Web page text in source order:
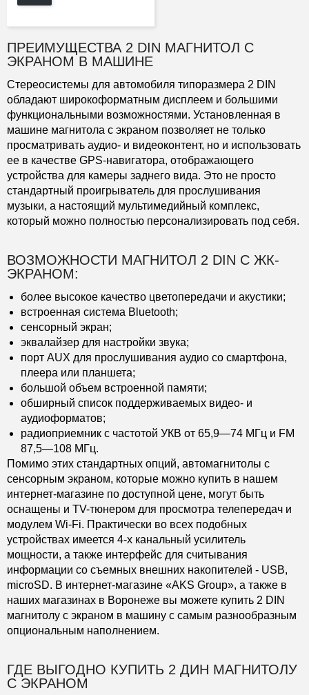
ПРЕИМУЩЕСТВА 2 DIN МАГНИТОЛ С
ЭКРАНОМ В МАШИНЕ
Стереосистемы для автомобиля типоразмера 2 DIN
обладают широкоформатным дисплеем и большими
функциональными возможностями. Установленная в
машине магнитола с экраном позволяет не только
просматривать аудио- и видеоконтент, но и использовать
ее в качестве GPS-навигатора, отображающего
устройства для камеры заднего вида. Это не просто
стандартный проигрыватель для прослушивания
музыки, а настоящий мультимедийный комплекс,
который можно полностью персонализировать под себя.
ВОЗМОЖНОСТИ МАГНИТОЛ 2 DIN С ЖК-
ЭКРАНОМ:
более высокое качество цветопередачи и акустики;
встроенная система Bluetooth;
сенсорный экран;
эквалайзер для настройки звука;
порт AUX для прослушивания аудио со смартфона,
плеера или планшета;
большой объем встроенной памяти;
обширный список поддерживаемых видео- и
аудиоформатов;
радиоприемник с частотой УКВ от 65,9—74 МГц и FM
87,5—108 МГц.
Помимо этих стандартных опций, автомагнитолы с
сенсорным экраном, которые можно купить в нашем
интернет-магазине по доступной цене, могут быть
оснащены и TV-тюнером для просмотра телепередач и
модулем Wi-Fi. Практически во всех подобных
устройствах имеется 4-х канальный усилитель
мощности, а также интерфейс для считывания
информации со съемных внешних накопителей - USB,
microSD. В интернет-магазине «AKS Group», а также в
наших магазинах в Воронеже вы можете купить 2 DIN
магнитолу с экраном в машину с самым разнообразным
опциональным наполнением.
ГДЕ ВЫГОДНО КУПИТЬ 2 ДИН МАГНИТОЛУ
С ЭКРАНОМ